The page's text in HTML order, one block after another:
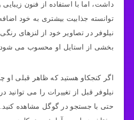
داشت، اما با استفاده از فنون
توانسته جذابیت بیشتری به خود
نیلوفر در تصاویر خود از لنز‌های
بخشی از استایل او محسوب می‌
اگر کنجکاو هستید که ظاهر قبلی او
نیلوفر قبل از تغییرات را می‌ توانید
حتی با جستجو در گوگل مشاهده